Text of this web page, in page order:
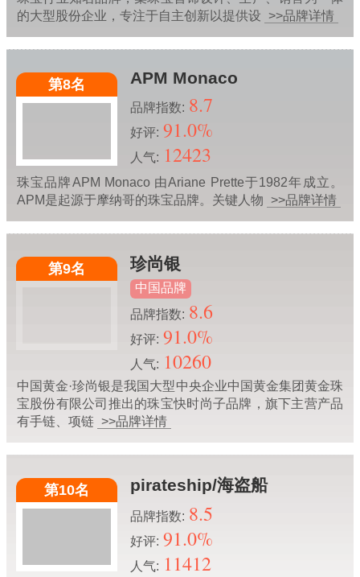
的大型股份企业，专注于自主创新以提供设
>>品牌详情
第8名 APM Monaco
品牌指数: 8.7
好评: 91.0%
人气: 12423
珠宝品牌APM Monaco 由Ariane Prette于1982年成立。
APM是起源于摩纳哥的珠宝品牌。关键人物 >>品牌详情
第9名 珍尚银
中国品牌
品牌指数: 8.6
好评: 91.0%
人气: 10260
中国黄金·珍尚银是我国大型中央企业中国黄金集团黄金珠
宝股份有限公司推出的珠宝快时尚子品牌，旗下主营产品
有手链、项链 >>品牌详情
第10名 pirateship/海盗船
品牌指数: 8.5
好评: 91.0%
人气: 11412